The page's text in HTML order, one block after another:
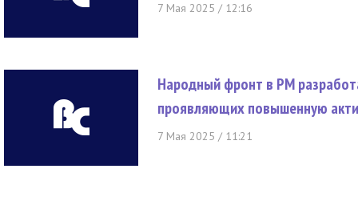
7 Мая 2025 / 12:16
Народный фронт в РМ
проявляющих повышенную
7 Мая 2025 / 11:21